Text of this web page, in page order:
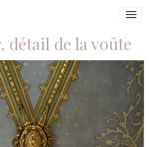
détail de la voûte